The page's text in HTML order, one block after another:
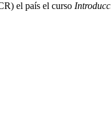
el país el curso